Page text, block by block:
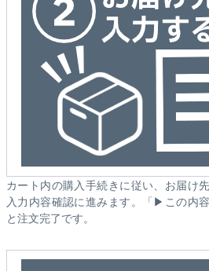
カート内の購入手続きに従い、お届け
入力内容確認に進みます。「▶この内
と注文完了です。